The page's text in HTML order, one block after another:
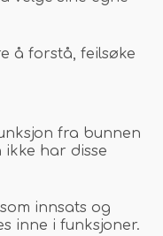
å forstå, feilsøke
fra bunnen
har disse
innsats og
inne i funksjoner.